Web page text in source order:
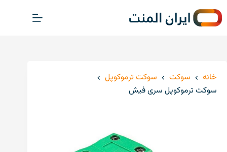
خانه سوکت
سوکت ترموکوپل
سوکت ترموکوپل سری فیش